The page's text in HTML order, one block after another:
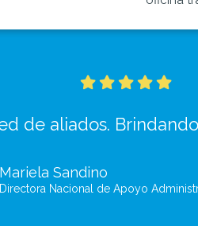
de aliados.
Mariela Sandino
Directora Nacional de Apoyo